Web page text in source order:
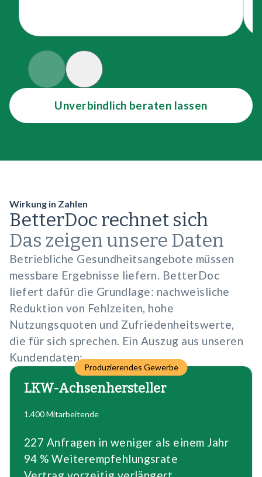
Slide Prev Slide Next
Unverbindlich beraten lassen
Wirkung in Zahlen
BetterDoc rechnet sich
Das zeigen unsere Daten
Betriebliche Gesundheitsangebote müssen
messbare Ergebnisse liefern. BetterDoc
liefert dafür die Grundlage: nachweisliche
Reduktion von Fehlzeiten, hohe
Nutzungsquoten und Zufriedenheitswerte,
die für sich sprechen. Ein Auszug aus unseren
Kundendaten:
Produzierendes Gewerbe
LKW-Achsenhersteller
1.400 Mitarbeitende
227 Anfragen in weniger als einem Jahr
94 % Weiterempfehlungsrate